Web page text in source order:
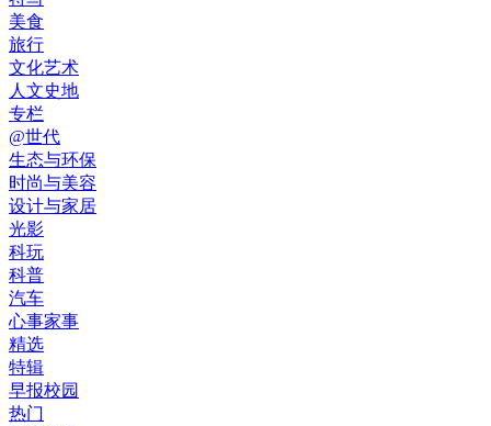
美食
旅行
文化艺术
人文史地
专栏
@世代
生态与环保
时尚与美容
设计与家居
光影
科玩
科普
汽车
心事家事
精选
特辑
早报校园
热门